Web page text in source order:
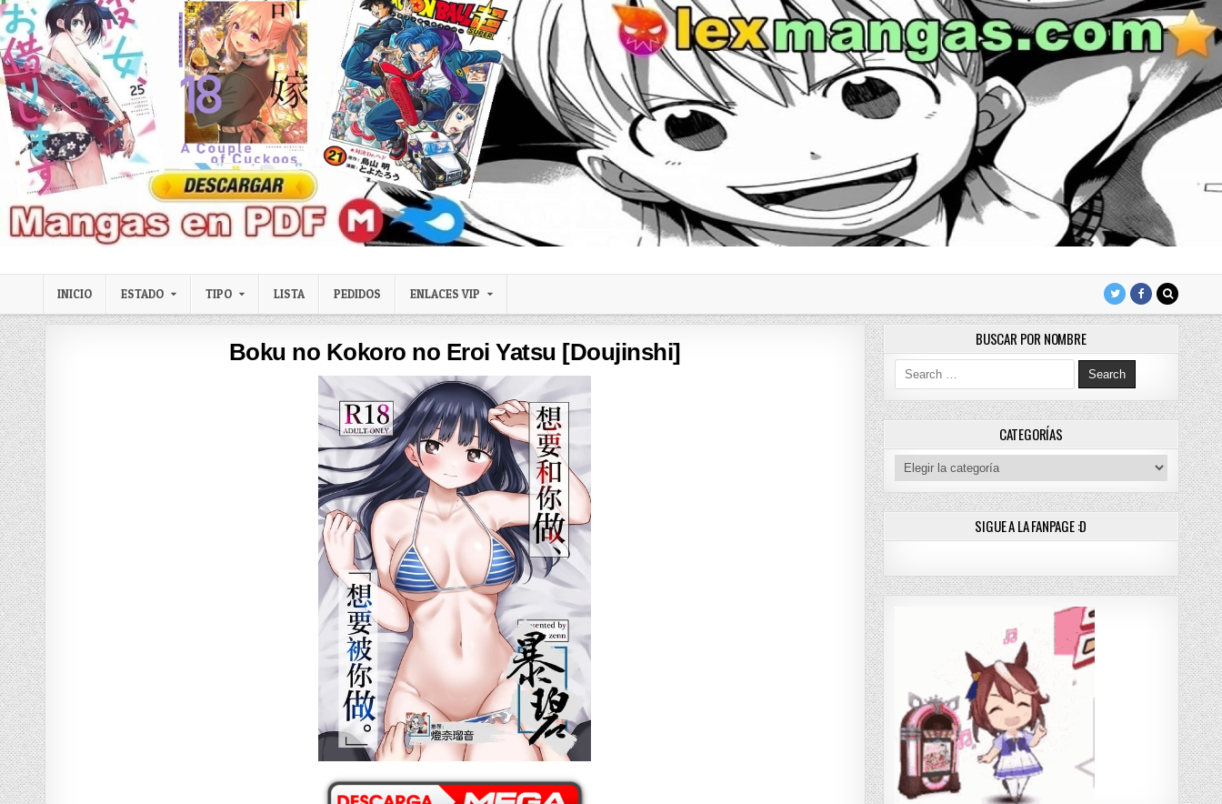
Skip to content
LexMangas
INICIO ESTADO TIPO LISTA PEDIDOS ENLACES VIP
Boku no Kokoro no Eroi Yatsu [Doujinshi] BUSCAR POR NOMBRE
Search for:
CATEGORÍAS
Categorías
SIGUE A LA FANPAGE :D